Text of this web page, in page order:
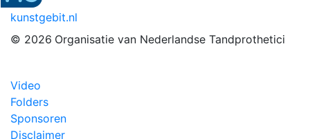
kunstgebit.nl
© 2026 Organisatie van Nederlandse Tandprothetici
Video
Folders
Sponsoren
Disclaimer